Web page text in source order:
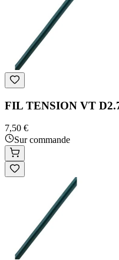
FIL TENSION VT
7,50 €
Sur commande